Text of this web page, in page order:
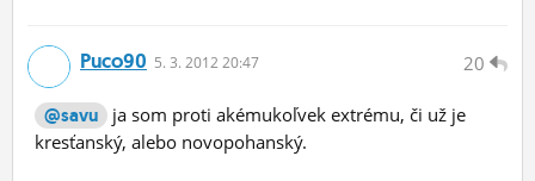
20
Puco90 5. 3. 2012 20:47
@savu
ja som proti akémukoľvek extrému, či už je
kresťanský, alebo novopohanský.